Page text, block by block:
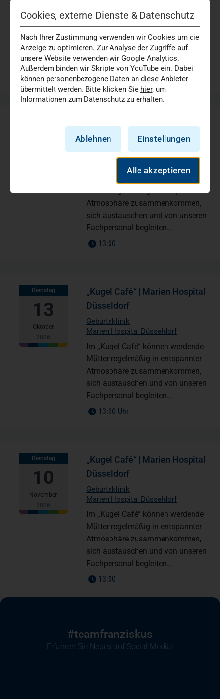
Im „Kugel Café“ können werdende
Atmosphäre zusammenkommen,
sich austauschen und von unseren
Fachpersonal begleiten…
13:00
„Kugel Café“ | Marien Hospital
Düsseldorf
Geburtsklinik
Atmosphäre zusammenkommen,
sich austauschen und von unseren
Fachpersonal begleiten…
13:00
Dienstag
13
Oktober
2026
„Kugel Café“ | Marien Hospital
Düsseldorf
Geburtsklinik
Marien Hospital Düsseldorf
Im „Kugel Café“ können werdende
Mütter regelmäßig in entspannter
Atmosphäre zusammenkommen,
sich austauschen und von unseren
Fachpersonal begleiten…
13:00 Uhr
Dienstag
10
November
2026
„Kugel Café“ | Marien Hospital
Düsseldorf
Geburtsklinik
Marien Hospital Düsseldorf
Im „Kugel Café“ können werdende
Mütter regelmäßig in entspannter
Atmosphäre zusammenkommen,
sich austauschen und von unseren
Fachpersonal begleiten…
13:00
#teamfranziskus
Erfahren Sie Neues auf Social Media!
Cookies, externe Dienste & Datenschutz
Nach Ihrer Zustimmung verwenden wir Cookies um die
Anzeige zu optimieren. Zur Analyse der Zugriffe auf
unsere Website verwenden wir Google Analytics.
Außerdem binden wir Skripte von YouTube ein. Dabei
können personenbezogene Daten an diese Anbieter
übermittelt werden. Bitte klicken Sie hier, um
Informationen zum Datenschutz zu erhalten.
Ablehnen Einstellungen
Alle akzeptieren